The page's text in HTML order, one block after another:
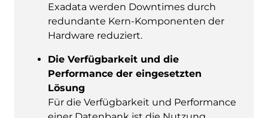
Exadata werden Downtimes durch
redundante Kern-Komponenten der
Hardware reduziert.
Die Verfügbarkeit und die
Performance der eingesetzten
Lösung
Für die Verfügbarkeit und Performance